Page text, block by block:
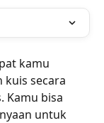
kamu
secara
Kamu bisa
untuk